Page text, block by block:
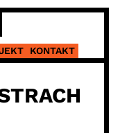
KONTAKT